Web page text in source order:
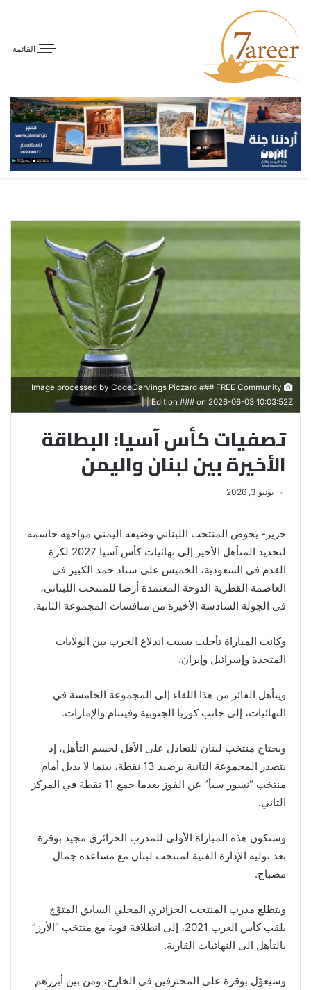
القائمة
Image processed by CodeCarvings Piczard ### FREE Community
Edition ### on 2026-06-03 10:03:52Z | |
تصفيات كأس آسيا: البطاقة
الأخيرة بين لبنان واليمن
يونيو 3, 2026
حرير- يخوض المنتخب اللبناني وضيفه اليمني مواجهة حاسمة
لتحديد المتأهل الأخير إلى نهائيات كأس آسيا 2027 لكرة
القدم في السعودية، الخميس على ستاد حمد الكبير في
العاصمة القطرية الدوحة المعتمدة أرضا للمنتخب اللبناني،
في الجولة السادسة الأخيرة من منافسات المجموعة الثانية.
وكانت المباراة تأجلت بسبب اندلاع الحرب بين الولايات
المتحدة وإسرائيل وإيران.
ويتأهل الفائز من هذا اللقاء إلى المجموعة الخامسة في
النهائيات، إلى جانب كوريا الجنوبية وفيتنام والإمارات.
ويحتاج منتخب لبنان للتعادل على الأقل لحسم التأهل، إذ
يتصدر المجموعة الثانية برصيد 13 نقطة، بينما لا بديل أمام
منتخب “نسور سبأ” عن الفوز بعدما جمع 11 نقطة في المركز
الثاني.
وستكون هذه المباراة الأولى للمدرب الجزائري مجيد بوقرة
بعد توليه الإدارة الفنية لمنتخب لبنان مع مساعده جمال
مصباح.
ويتطلع مدرب المنتخب الجزائري المحلي السابق المتوّج
بلقب كأس العرب 2021، إلى انطلاقة قوية مع منتخب “الأرز”
بالتأهل الى النهائيات القارية.
وسيعوّل بوقرة على المحترفين في الخارج، ومن بين أبرزهم